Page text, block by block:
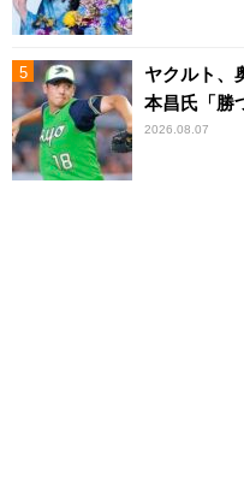
ヤクルト、
本昌氏「勝
2026.08.07